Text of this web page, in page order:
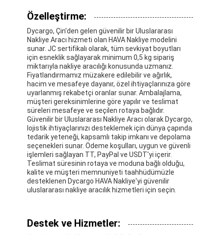
Özelleştirme:
Dycargo, Çin'den gelen güvenilir bir Uluslararası
Nakliye Aracı hizmeti olan HAVA Nakliye modelini
sunar. JC sertifikalı olarak, tüm sevkiyat boyutları
için esneklik sağlayarak minimum 0,5 kg sipariş
miktarıyla nakliye aracılığı konusunda uzmanız.
Fiyatlandırmamız müzakere edilebilir ve ağırlık,
hacim ve mesafeye dayanır, özel ihtiyaçlarınıza göre
uyarlanmış rekabetçi oranlar sunar. Ambalajlama,
müşteri gereksinimlerine göre yapılır ve teslimat
süreleri mesafeye ve seçilen rotaya bağlıdır.
Güvenilir bir Uluslararası Nakliye Aracı olarak Dycargo,
lojistik ihtiyaçlarınızı desteklemek için dünya çapında
tedarik yeteneği, kapsamlı takip imkanı ve depolama
seçenekleri sunar. Ödeme koşulları, uygun ve güvenli
işlemleri sağlayan TT, PayPal ve USDT'yi içerir.
Teslimat süresinin rotaya ve moduna bağlı olduğu,
kalite ve müşteri memnuniyeti taahhüdümüzle
desteklenen Dycargo HAVA Nakliye'yi güvenilir
uluslararası nakliye aracılık hizmetleri için seçin.
Destek ve Hizmetler: